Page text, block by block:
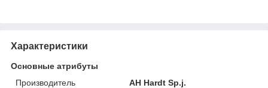
Характеристики
Основные атрибуты
Производитель
AH Hardt Sp.j.